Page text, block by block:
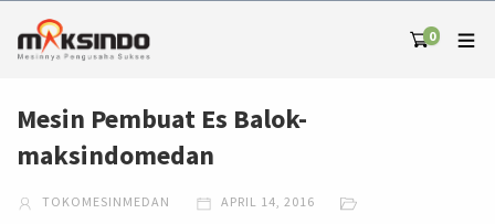
0
Mesin Pembuat Es Balok-
maksindomedan
TOKOMESINMEDAN APRIL 14, 2016